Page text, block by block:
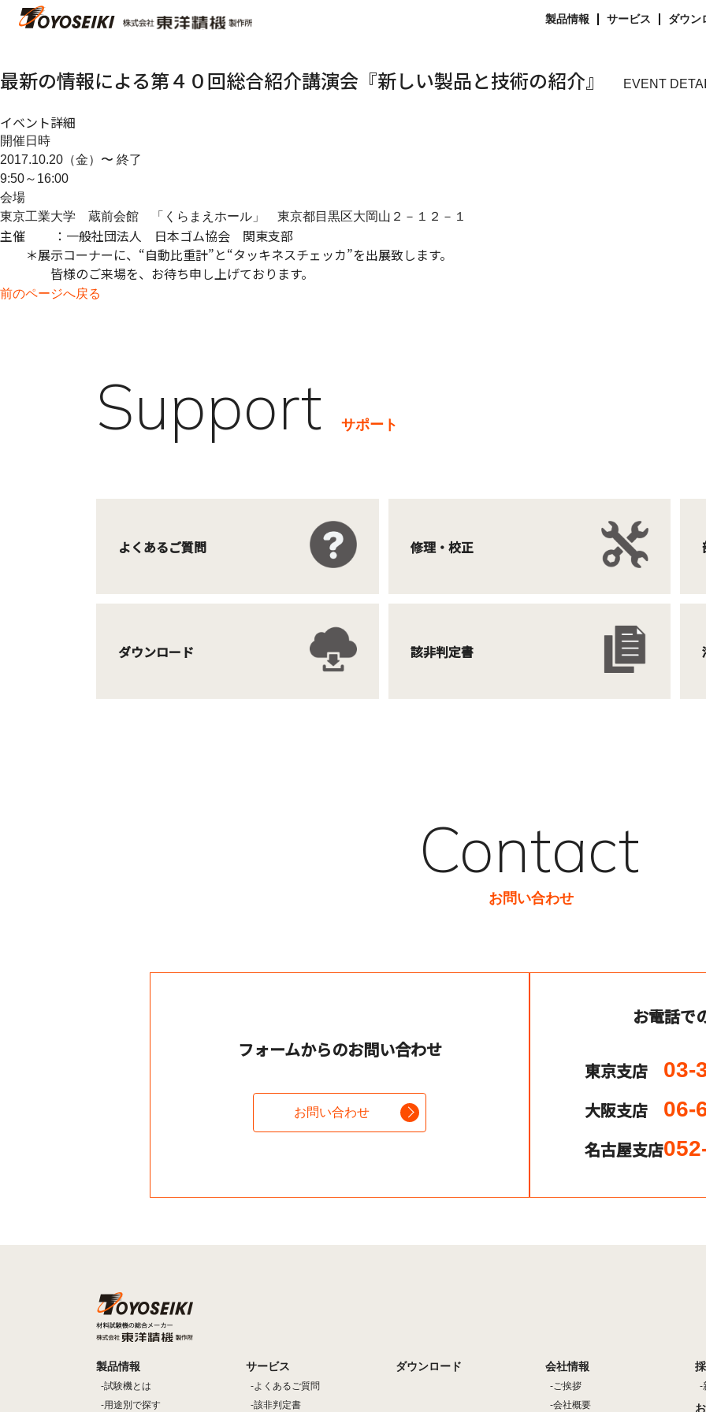
製品情報 サービス ダウン
最新の情報による第４０回総合紹介講演会『新しい製品と技術の紹介』 EVENT
イベント詳細
開催日時
2017.10.20（金）〜 終了
9:50～16:00
会場
東京工業大学 蔵前会館 「くらまえホール」 東京都目黒区大岡山２－１２－１
主催 ：一般社団法人 日本ゴム協会 関東支部
＊展示コーナーに、“自動比重計”と“タッキネスチェッカ”を出展致します。
皆様のご来場を、お待ち申し上げております。
前のページへ戻る
Support サポート
よくあるご質問 修理・校正
ダウンロード 該非判定書
Contact
お問い合わせ
フォームからのお問い合わせ
お問い合わせ
お電話で
東京支店 03-
大阪支店 06-
名古屋支店
製品情報
試験機とは
用途別で探す
サービス
よくあるご質問
該非判定書
ダウンロード 会社情報
ご挨拶
会社概要